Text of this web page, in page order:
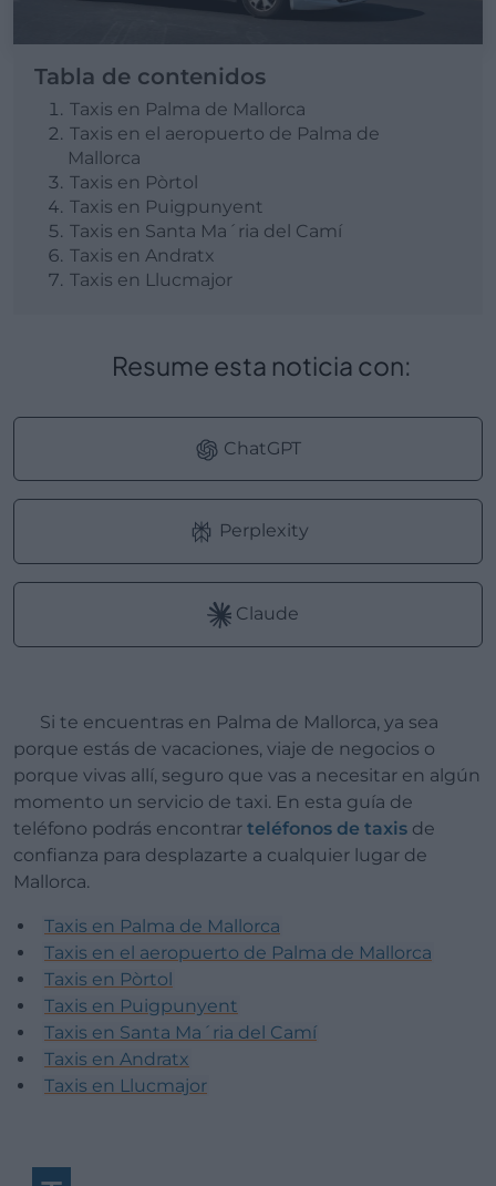
Tabla de contenidos
Taxis en Palma de Mallorca
Taxis en el aeropuerto de Palma de
Mallorca
Taxis en Pòrtol
Taxis en Puigpunyent
Taxis en Santa Ma´ria del Camí
Taxis en Andratx
Taxis en Llucmajor
Resume esta noticia con:
ChatGPT
Perplexity
Claude
Si te encuentras en Palma de Mallorca, ya sea
porque estás de vacaciones, viaje de negocios o
porque vivas allí, seguro que vas a necesitar en algún
momento un servicio de taxi. En esta guía de
teléfono podrás encontrar teléfonos de taxis de
confianza para desplazarte a cualquier lugar de
Mallorca.
Taxis en Palma de Mallorca
Taxis en el aeropuerto de Palma de Mallorca
Taxis en Pòrtol
Taxis en Puigpunyent
Taxis en Santa Ma´ria del Camí
Taxis en Andratx
Taxis en Llucmajor